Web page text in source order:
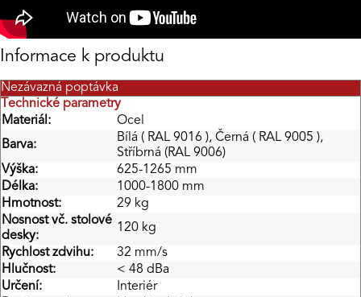
Informace k produktu
Technické parametry
Nezávazná poptávka
Materiál:
Ocel
Barva:
Bílá ( RAL 9016 ), Černá ( RAL 9005 ),
Stříbrná (RAL 9006)
Výška:
625-1265 mm
Délka:
1000-1800 mm
Hmotnost:
29 kg
Nosnost vč. stolové
desky:
120 kg
Rychlost zdvihu:
32 mm/s
Hlučnost:
< 48 dBa
Určení:
Interiér